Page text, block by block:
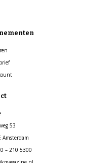
53
Amsterdam
– 210 5300